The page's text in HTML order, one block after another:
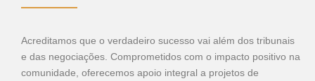
Acreditamos que o verdadeiro sucesso vai além dos tribunais
e das negociações. Comprometidos com o impacto positivo na
comunidade, oferecemos apoio integral a projetos de